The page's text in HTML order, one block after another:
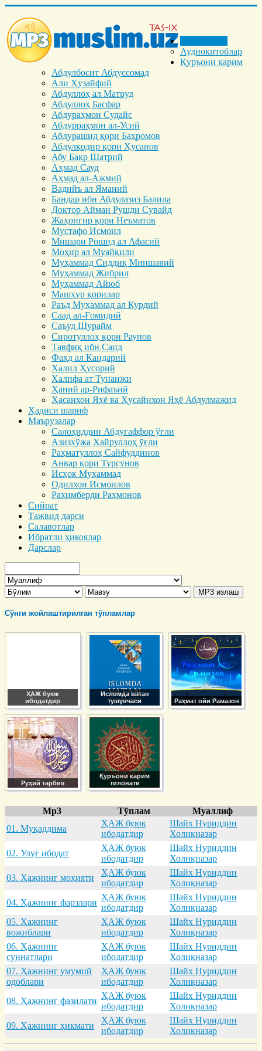
Аудиокитоблар
Қуръони карим
Абдулбосит Абдуссомад
Али Ҳузайфий
Абдуллоҳ ал Матруд
Абдуллоҳ Басфар
Абдураҳмон Судайс
Абдурраҳмон ал-Усий
Абдурашид қори Баҳромов
Абдулқодир қори Ҳусанов
Абу Бакр Шатрий
Аҳмад Сауд
Аҳмад ал-Ажмий
Вадийъ ал Яманий
Бандар ибн Абдулазиз Балила
Доктор Айман Рушди Сувайд
Жаҳонгир қори Неъматов
Мустафо Исмоил
Мишари Рошид ал Афасий
Моҳир ал Муайқили
Муҳаммад Cиддиқ Миншавий
Муҳаммад Жибрил
Муҳаммад Айюб
Машҳур қорилар
Раъд Муҳаммад ал Курдий
Саад ал-Ғомидий
Саъуд Шурайм
Сиротуллоҳ қори Раупов
Тавфиқ ибн Саид
Фаҳд ал Кандарий
Халил Ҳусорий
Халифа ат Тунаижи
Ҳаний ар-Рифаъий
Ҳасанхон Яҳё ва Ҳусайнхон Яҳё Абдулмажид
Ҳадиси шариф
Маърузалар
Салоҳиддин Абдуғаффор ўғли
Азизхўжа Хайруллоҳ ўғли
Раҳматуллоҳ Сайфуддинов
Анвар қори Турсунов
Исҳоқ Муҳаммад
Одилхон Исмоилов
Раҳимберди Раҳмонов
Сийрат
Тажвид дарси
Салавотлар
Ибратли ҳикоялар
Дарслар
Сўнги жойлаштирилган тўпламлар
ҲАЖ буюк
ибодатдир
Исломда ватан
тушунчаси
Раҳмат ойи Рамазон
Руҳий тарбия
Қуръони карим
тиловати
Mp3 Тўплам
Муаллиф
01. Муқaддимa
ҲАЖ буюк
ибодатдир
Шайх Нуриддин
Холиқназар
02. Улуғ ибодaт
ҲАЖ буюк
ибодатдир
Шайх Нуриддин
Холиқназар
03. Ҳaжнинг моҳияти
ҲАЖ буюк
ибодатдир
Шайх Нуриддин
Холиқназар
04. Ҳaжнинг фaрзлaри
ҲАЖ буюк
ибодатдир
Шайх Нуриддин
Холиқназар
05. Ҳaжнинг
вожиблaри
ҲАЖ буюк
ибодатдир
Шайх Нуриддин
Холиқназар
06. Ҳaжнинг
суннaтлaри
ҲАЖ буюк
ибодатдир
Шайх Нуриддин
Холиқназар
07. Ҳaжнинг умумий
одоблaри
ҲАЖ буюк
ибодатдир
Шайх Нуриддин
Холиқназар
08. Ҳaжнинг фaзилaти
ҲАЖ буюк
ибодатдир
Шайх Нуриддин
Холиқназар
09. Ҳaжнинг ҳикмaти
ҲАЖ буюк
ибодатдир
Шайх Нуриддин
Холиқназар